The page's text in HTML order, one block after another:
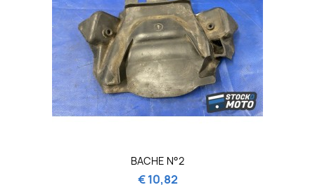
BACHE N°2
€ 10,82